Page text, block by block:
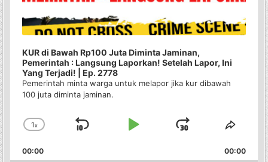
KUR di Bawah Rp100 Juta Diminta Jaminan,
Pemerintah : Langsung Laporkan! Setelah Lapor, Ini
Yang Terjadi! | Ep. 2778
Pemerintah minta warga untuk melapor jika kur dibawah
100 juta diminta jaminan.
Change
Rate
1x
Skip
Play
Jump
Forward
Share
00:00 00:00